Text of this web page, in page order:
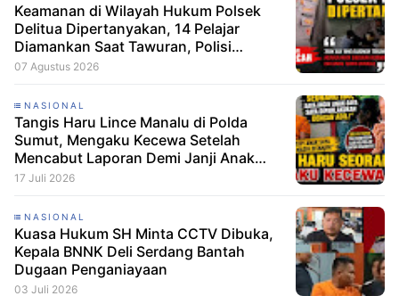
Keamanan di Wilayah Hukum Polsek
Delitua Dipertanyakan, 14 Pelajar
Diamankan Saat Tawuran, Polisi
Pastikan Tak Ada Tersangka
07 Agustus 2026
NASIONAL
Tangis Haru Lince Manalu di Polda
Sumut, Mengaku Kecewa Setelah
Mencabut Laporan Demi Janji Anak
Dibebaskan
17 Juli 2026
NASIONAL
Kuasa Hukum SH Minta CCTV Dibuka,
Kepala BNNK Deli Serdang Bantah
Dugaan Penganiayaan
03 Juli 2026